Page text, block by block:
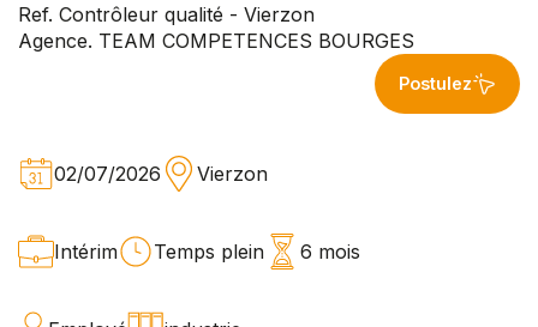
Ref. Contrôleur qualité - Vierzon
Agence. TEAM COMPETENCES BOURGES
Postulez
02/07/2026 Vierzon
Intérim Temps plein 6 mois